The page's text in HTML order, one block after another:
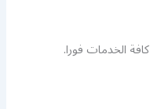
الخدمات فورا.